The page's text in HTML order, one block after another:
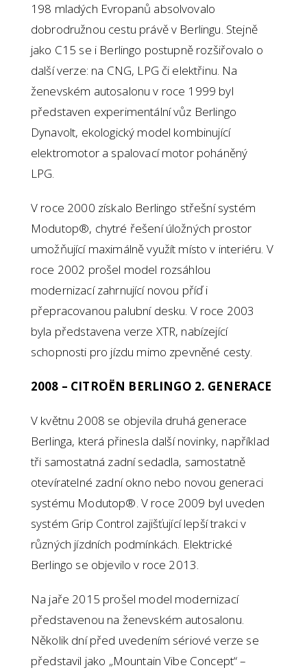
198 mladých Evropanů absolvovalo
dobrodružnou cestu právě v Berlingu. Stejně
jako C15 se i Berlingo postupně rozšiřovalo o
další verze: na CNG, LPG či elektřinu. Na
ženevském autosalonu v roce 1999 byl
představen experimentální vůz Berlingo
Dynavolt, ekologický model kombinující
elektromotor a spalovací motor poháněný
LPG.
V roce 2000 získalo Berlingo střešní systém
Modutop®, chytré řešení úložných prostor
umožňující maximálně využít místo v interiéru. V
roce 2002 prošel model rozsáhlou
modernizací zahrnující novou příď i
přepracovanou palubní desku. V roce 2003
byla představena verze XTR, nabízející
schopnosti pro jízdu mimo zpevněné cesty.
2008 – CITROËN BERLINGO 2. GENERACE
V květnu 2008 se objevila druhá generace
Berlinga, která přinesla další novinky, například
tři samostatná zadní sedadla, samostatně
otevíratelné zadní okno nebo novou generaci
systému Modutop®. V roce 2009 byl uveden
systém Grip Control zajišťující lepší trakci v
různých jízdních podmínkách. Elektrické
Berlingo se objevilo v roce 2013.
Na jaře 2015 prošel model modernizací
představenou na ženevském autosalonu.
Několik dní před uvedením sériové verze se
představil jako „Mountain Vibe Concept“ –